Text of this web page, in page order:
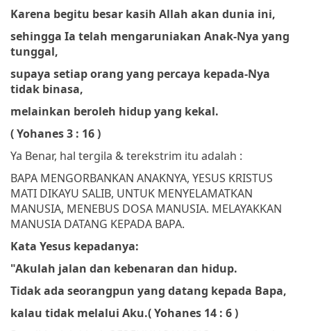
Karena begitu besar kasih Allah akan dunia ini,
sehingga Ia telah mengaruniakan Anak-Nya yang
tunggal,
supaya setiap orang yang percaya kepada-Nya
tidak binasa,
melainkan beroleh hidup yang kekal.
( Yohanes 3 : 16 )
Ya Benar, hal tergila & terekstrim itu adalah :
BAPA MENGORBANKAN ANAKNYA, YESUS KRISTUS
MATI DIKAYU SALIB, UNTUK MENYELAMATKAN
MANUSIA, MENEBUS DOSA MANUSIA. MELAYAKKAN
MANUSIA DATANG KEPADA BAPA.
Kata Yesus kepadanya:
"Akulah jalan dan kebenaran dan hidup.
Tidak ada seorangpun yang datang kepada Bapa,
kalau tidak melalui Aku.(Yohanes 14 : 6 )